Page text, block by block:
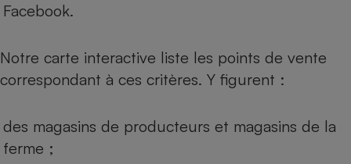
Facebook.
Notre carte interactive liste les points de vente
correspondant à ces critères. Y figurent :
des magasins de producteurs et magasins de la
ferme ;